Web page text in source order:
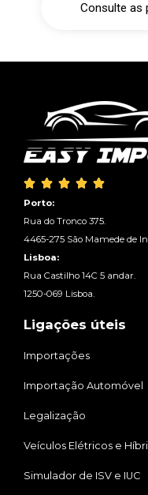
Consulte as
    
Porto:
Rua do Tronco 375.
4465-275 São Mamede de
Lisboa:
Rua Castilho 14C 5 andar.
1250-069 Lisboa.
Ligações úteis
Importações
Importação Automóvel
Legalização
Veículos Elétricos e
Simulador de ISV e IUC